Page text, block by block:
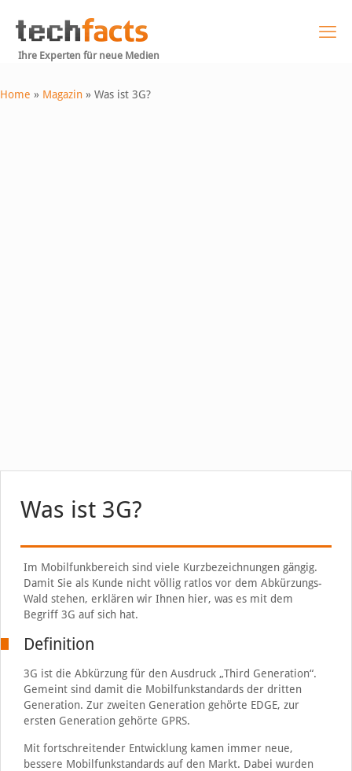
Ihre Experten für neue Medien
Home » Magazin » Was ist 3G?
Was ist 3G?
Im Mobilfunkbereich sind viele Kurzbezeichnungen gängig.
Damit Sie als Kunde nicht völlig ratlos vor dem Abkürzungs-
Wald stehen, erklären wir Ihnen hier, was es mit dem
Begriff 3G auf sich hat.
Definition
3G ist die Abkürzung für den Ausdruck „Third Generation“.
Gemeint sind damit die Mobilfunkstandards der dritten
Generation. Zur zweiten Generation gehörte EDGE, zur
ersten Generation gehörte GPRS.
Mit fortschreitender Entwicklung kamen immer neue,
bessere Mobilfunkstandards auf den Markt. Dabei wurden